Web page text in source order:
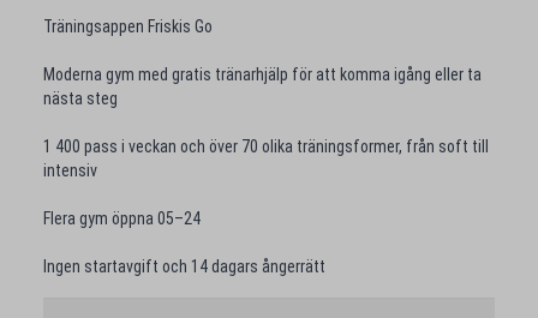
Träningsappen Friskis Go
Moderna gym med gratis tränarhjälp för att komma igång eller ta
nästa steg
1 400 pass i veckan och över 70 olika träningsformer, från soft till
intensiv
Flera gym öppna 05–24
Ingen startavgift och 14 dagars ångerrätt